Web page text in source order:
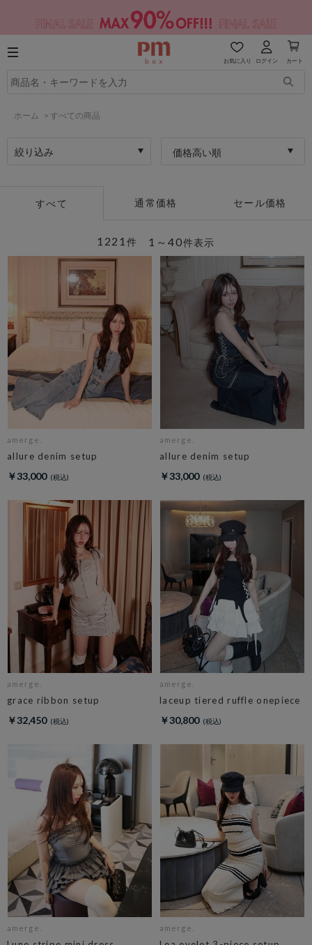
お気に入り ログイン カート
ホーム > すべての商品
絞り込み 価格高い順
すべて 通常価格 セール価格
1～40件表示
1221 件
amerge.
allure denim setup
￥33,000
amerge.
allure denim setup
￥33,000
amerge.
grace ribbon setup
￥32,450
amerge.
laceup tiered ruffle onepiece
￥30,800
amerge. amerge.